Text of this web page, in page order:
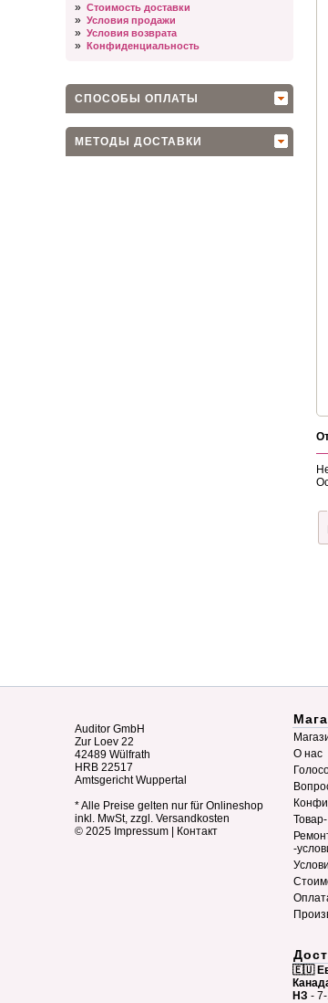
» Стоимость доставки
» Условия продажи
» Условия возврата
» Конфиденциальность
СПОСОБЫ ОПЛАТЫ
МЕТОДЫ ДОСТАВКИ
Auditor GmbH
Zur Loev 22
42489 Wülfrath
HRB 22517
Amtsgericht Wuppertal
* Alle Preise gelten nur für Onlineshop
inkl. MwSt, zzgl. Versandkosten
© 2025 Impressum | Контакт
О нас
-
🇪🇺
НЗ -